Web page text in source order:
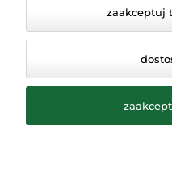
© 2026 ogrodolandia.pl.
zaakceptuj